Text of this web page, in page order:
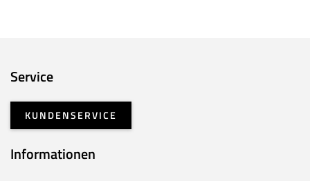
Service
KUNDENSERVICE
Informationen